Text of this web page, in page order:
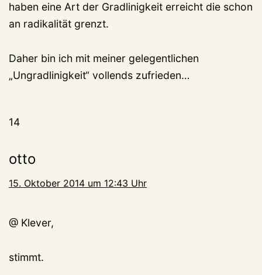
haben eine Art der Gradlinigkeit erreicht die schon
an radikalität grenzt.
Daher bin ich mit meiner gelegentlichen
„Ungradlinigkeit“ vollends zufrieden…
14
otto
15. Oktober 2014 um 12:43 Uhr
@ Klever,
stimmt.